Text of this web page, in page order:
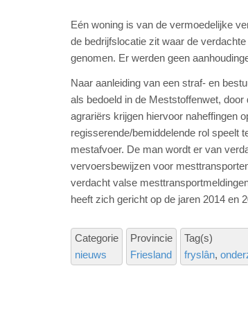
Eén woning is van de vermoedelijke
de bedrijfslocatie zit waar de
genomen. Er werden geen
Naar aanleiding van een straf- en
als bedoeld in de Meststoffenwet,
agrariërs krijgen hiervoor naheffingen
regisserende/bemiddelende rol speelt
mestafvoer. De man wordt er van
vervoersbewijzen voor
verdacht valse
heeft zich gericht op de jaren 2014 en
Categorie
nieuws
Provincie
Friesland
Tag(s)
fryslân